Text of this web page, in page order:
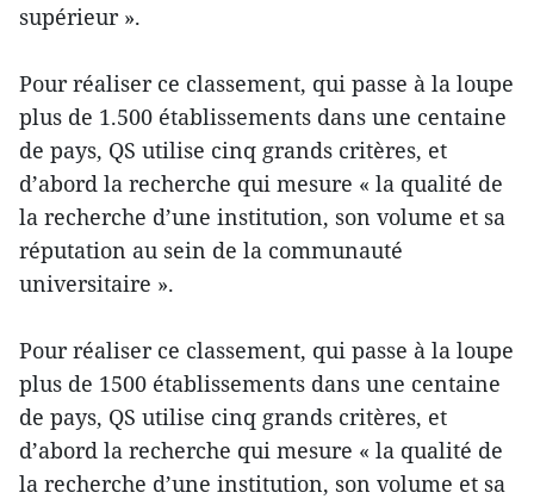
supérieur ».
Pour réaliser ce classement, qui passe à la loupe
plus de 1.500 établissements dans une centaine
de pays, QS utilise cinq grands critères, et
d’abord la recherche qui mesure « la qualité de
la recherche d’une institution, son volume et sa
réputation au sein de la communauté
universitaire ».
Pour réaliser ce classement, qui passe à la loupe
plus de 1500 établissements dans une centaine
de pays, QS utilise cinq grands critères, et
d’abord la recherche qui mesure « la qualité de
la recherche d’une institution, son volume et sa